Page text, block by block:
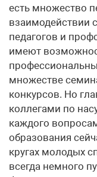
есть множество
взаимодействии
педагогов и
имеют
множестве
конкурсов. Но
коллегами по
каждого
образования
кругах молодых
всегда немного